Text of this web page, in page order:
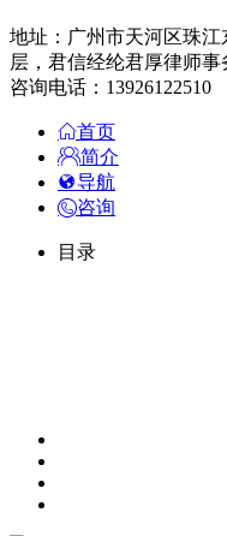
地址：广州市天河区珠江
层，君信经纶君厚律师
咨询电话：13926122510
首页
简介
导航
咨询
目录